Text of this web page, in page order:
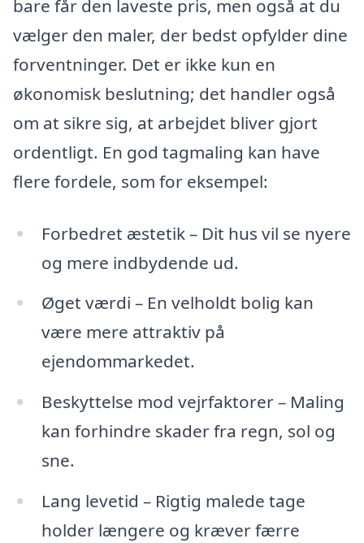
bare får den laveste pris, men også at du
vælger den maler, der bedst opfylder dine
forventninger. Det er ikke kun en
økonomisk beslutning; det handler også
om at sikre sig, at arbejdet bliver gjort
ordentligt. En god tagmaling kan have
flere fordele, som for eksempel:
Forbedret æstetik – Dit hus vil se nyere
og mere indbydende ud.
Øget værdi – En velholdt bolig kan
være mere attraktiv på
ejendommarkedet.
Beskyttelse mod vejrfaktorer – Maling
kan forhindre skader fra regn, sol og
sne.
Lang levetid – Rigtig malede tage
holder længere og kræver færre